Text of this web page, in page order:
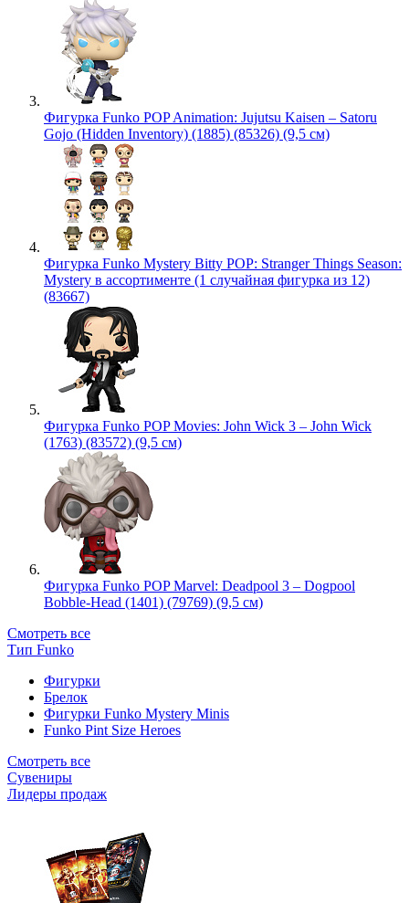
Фигурка Funko POP Animation: Jujutsu Kaisen – Satoru
Gojo (Hidden Inventory) (1885) (85326) (9,5 см)
Фигурка Funko Mystery Bitty POP: Stranger Things Season:
Mystery в ассортименте (1 случайная фигурка из 12)
(83667)
Фигурка Funko POP Movies: John Wick 3 – John Wick
(1763) (83572) (9,5 см)
Фигурка Funko POP Marvel: Deadpool 3 – Dogpool
Bobble-Head (1401) (79769) (9,5 см)
Смотреть все
Тип Funko
Фигурки
Брелок
Фигурки Funko Mystery Minis
Funko Pint Size Heroes
Смотреть все
Сувениры
Лидеры продаж